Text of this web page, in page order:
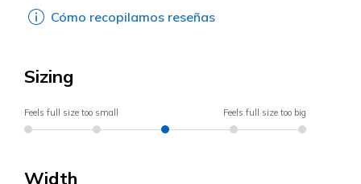
Cómo recopilamos reseñas
Sizing
Feels full size too small Feels full size too big
Width